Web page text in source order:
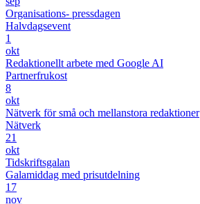
Organisations- pressdagen
Halvdagsevent
1
okt
Redaktionellt arbete med Google AI
Partnerfrukost
8
okt
Nätverk för små och mellanstora redaktioner
Nätverk
21
okt
Tidskriftsgalan
Galamiddag med prisutdelning
17
nov